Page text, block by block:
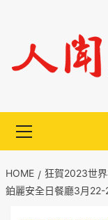
content
Menu
HOME
狂賀2023世
鉑麗安全日餐廳3月